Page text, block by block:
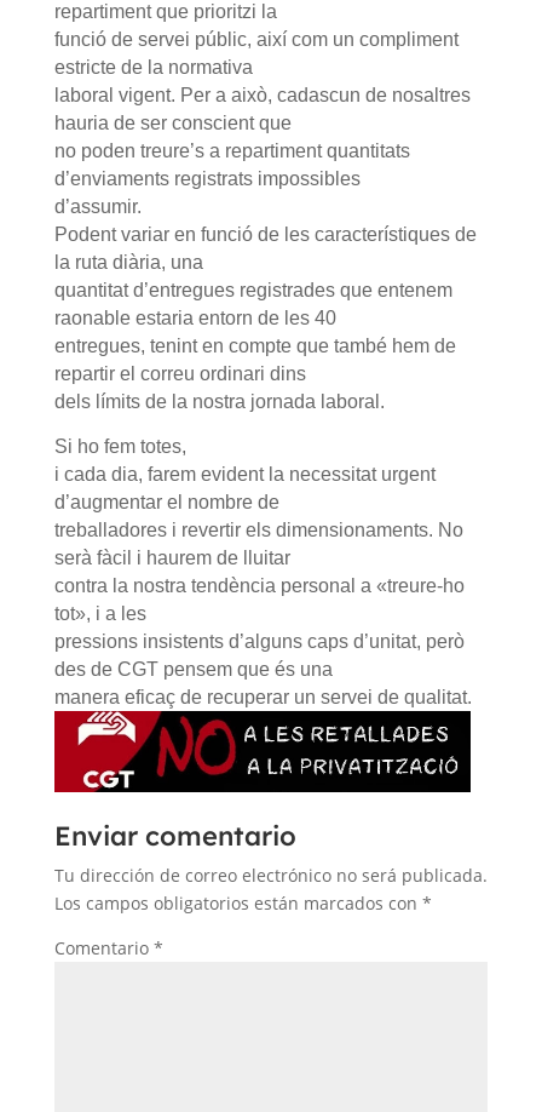
repartiment que prioritzi la
funció de servei públic, així com un compliment
estricte de la normativa
laboral vigent. Per a això, cadascun de nosaltres
hauria de ser conscient que
no poden treure’s a repartiment quantitats
d’enviaments registrats impossibles
d’assumir.
Podent variar en funció de les característiques de
la ruta diària, una
quantitat d’entregues registrades que entenem
raonable estaria entorn de les 40
entregues, tenint en compte que també hem de
repartir el correu ordinari dins
dels límits de la nostra jornada laboral.
Si ho fem totes,
i cada dia, farem evident la necessitat urgent
d’augmentar el nombre de
treballadores i revertir els dimensionaments. No
serà fàcil i haurem de lluitar
contra la nostra tendència personal a «treure-ho
tot», i a les
pressions insistents d’alguns caps d’unitat, però
des de CGT pensem que és una
manera eficaç de recuperar un servei de qualitat.
Enviar comentario
Tu dirección de correo electrónico no será publicada.
Los campos obligatorios están marcados con *
Comentario *